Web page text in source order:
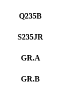
Q235B
S235JR
GR.A
GR.B